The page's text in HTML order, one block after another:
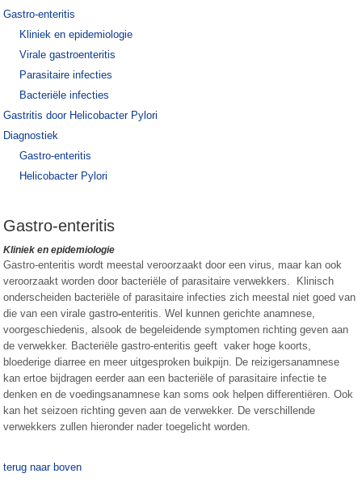
Gastro-enteritis
Kliniek en epidemiologie
Virale gastroenteritis
Parasitaire infecties
Bacteriële infecties
Gastritis door Helicobacter Pylori
Diagnostiek
Gastro-enteritis
Helicobacter Pylori
Gastro-enteritis
Kliniek en epidemiologie
Gastro-enteritis wordt meestal veroorzaakt door een virus, maar kan ook
veroorzaakt worden door bacteriële of parasitaire verwekkers. Klinisch
onderscheiden bacteriële of parasitaire infecties zich meestal niet goed van
die van een virale gastro-enteritis. Wel kunnen gerichte anamnese,
voorgeschiedenis, alsook de begeleidende symptomen richting geven aan
de verwekker. Bacteriële gastro-enteritis geeft vaker hoge koorts,
bloederige diarree en meer uitgesproken buikpijn. De reizigersanamnese
kan ertoe bijdragen eerder aan een bacteriële of parasitaire infectie te
denken en de voedingsanamnese kan soms ook helpen differentiëren. Ook
kan het seizoen richting geven aan de verwekker. De verschillende
verwekkers zullen hieronder nader toegelicht worden.
terug naar boven